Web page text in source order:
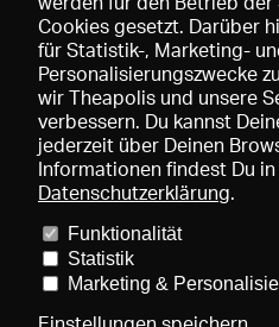
Preise und Mitgliedschaften
Mediadaten
Über uns
Cookies gesetzt. Darüber
für Statistik-, Marketing-
Personalisierungszwecke
wir Theapolis und unsere
verbessern. Du kannst
jederzeit über Deinen
Informationen findest Du
Datenschutzerklärung.
Funktionalität
Statistik
Marketing &